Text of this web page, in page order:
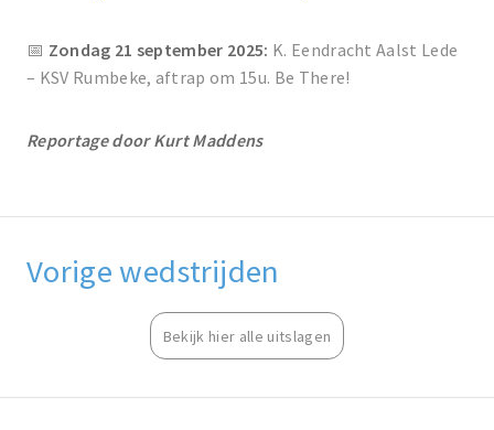
📅 Zondag 21 september 2025: K. Eendracht Aalst Lede
– KSV Rumbeke, aftrap om 15u. Be There!
Reportage door Kurt Maddens
Vorige wedstrijden
Bekijk hier alle uitslagen